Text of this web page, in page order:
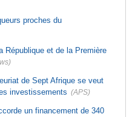
proches du
République et de la Première
de Sept Afrique se veut
investissements (APS)
un financement de 340